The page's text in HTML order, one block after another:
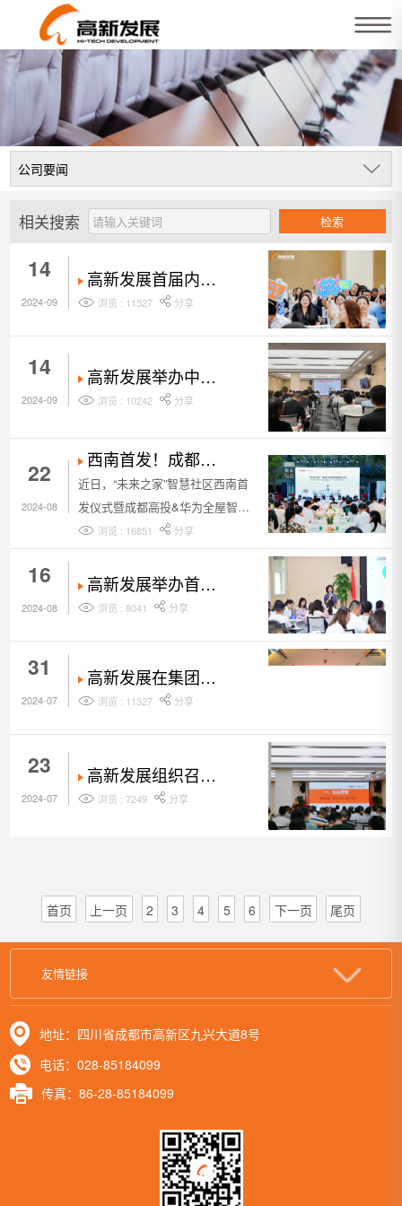
相关搜索 检索
14
2024-09
高新发展首届内训
师大赛圆满落幕
浏览 : 11527 分享
14
2024-09
高新发展举办中高
层管理者管理能力
浏览 : 10242 分享
22
2024-08
西南首发！成都高
投携手华为全屋智
能发布“未来之家”智
慧社区项目
近日，“未来之家”智慧社区西南首
发仪式暨成都高投&华为全屋智能
产业合作发布会在成都铁像寺水街
中央广场举行。基于此前成都高投
与华为全屋智能签订的框架合作协
议，双方围绕住建部“好房子”标准
房地产市场高质量发展，打造空间
智能化的精品工程。
浏览 : 16851 分享
16
2024-08
高新发展举办首届
内训师大赛
浏览 : 8041 分享
31
2024-07
高新发展在集团首
届安康杯知识竞赛
浏览 : 11327 分享
23
2024-07
高新发展组织召开
公司党委2024年第
浏览 : 7249 分享
首页 上一页 2 3 4 5 6 下一页 尾页
友情链接
地址：四川省成都市高新区九兴大道8号
电话：028-85184099
传真：86-28-85184099